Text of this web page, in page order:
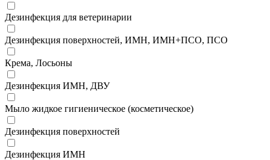
Дезинфекция для ветеринарии
Дезинфекция поверхностей, ИМН, ИМН+ПСО, ПСО
Крема, Лосьоны
Дезинфекция ИМН, ДВУ
Мыло жидкое гигиеническое (косметическое)
Дезинфекция поверхностей
Дезинфекция ИМН